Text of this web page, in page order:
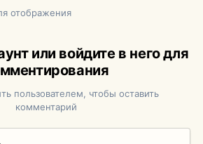
отображения
или войдите в него для
пользователем, чтобы оставить
комментарий